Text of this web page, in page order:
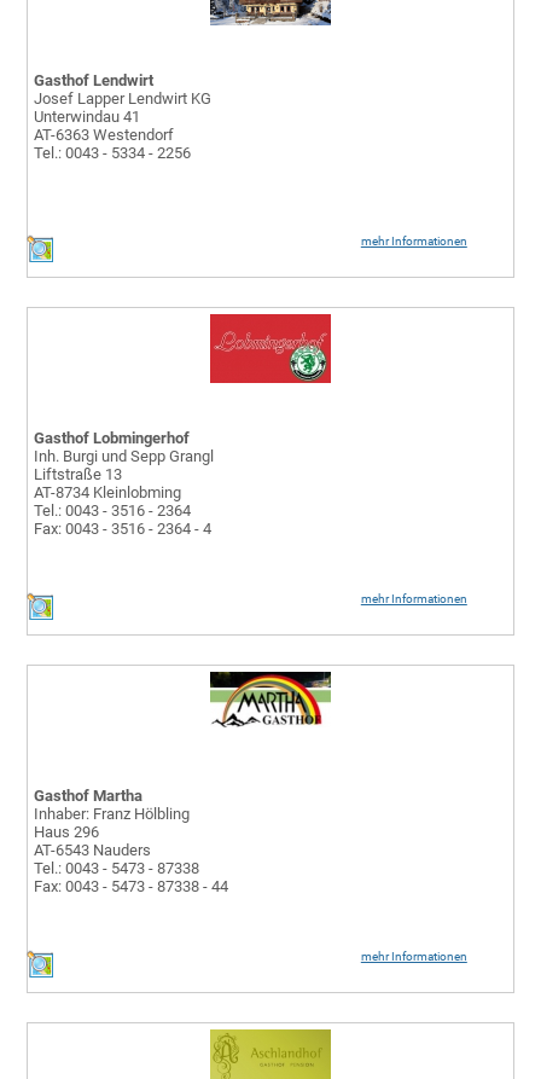
mehr Informationen
Gasthof Lendwirt
Josef Lapper Lendwirt KG
Unterwindau 41
AT-6363 Westendorf
Tel.: 0043 - 5334 - 2256
mehr Informationen
Gasthof Lobmingerhof
Inh. Burgi und Sepp Grangl
Liftstraße 13
AT-8734 Kleinlobming
Tel.: 0043 - 3516 - 2364
Fax: 0043 - 3516 - 2364 - 4
mehr Informationen
Gasthof Martha
Inhaber: Franz Hölbling
Haus 296
AT-6543 Nauders
Tel.: 0043 - 5473 - 87338
Fax: 0043 - 5473 - 87338 - 44